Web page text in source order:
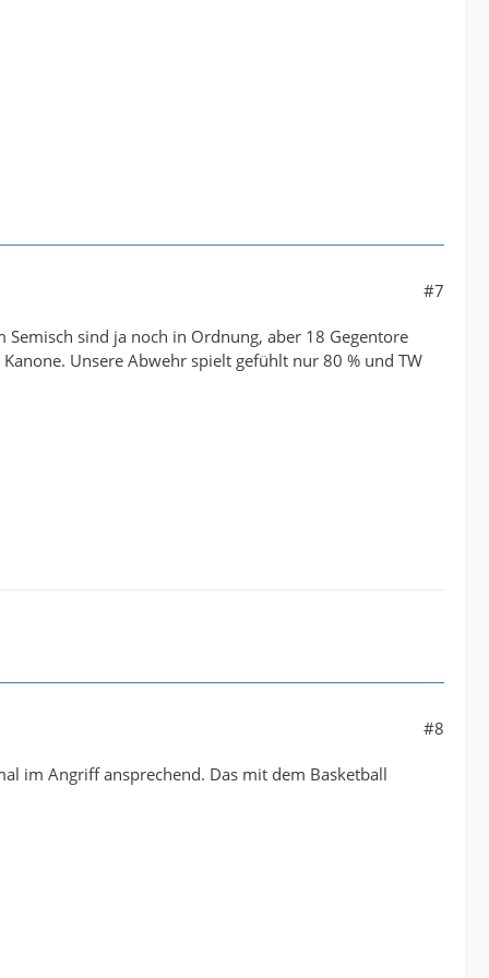
#7
sind ja noch in Ordnung, aber 18 Gegentore
Unsere Abwehr spielt gefühlt nur 80 % und TW
#8
im Angriff ansprechend. Das mit dem Basketball